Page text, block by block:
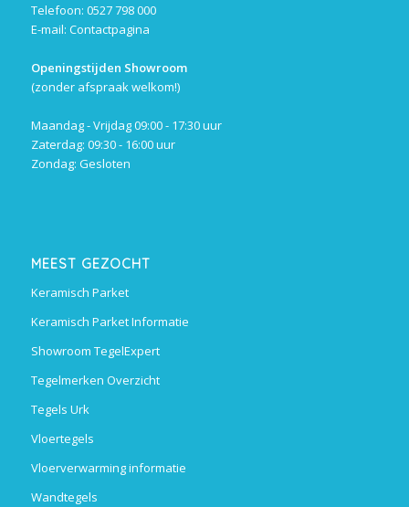
Telefoon: 0527 798 000
E-mail: Contactpagina
Openingstijden Showroom
(zonder afspraak welkom!)
Maandag - Vrijdag 09:00 - 17:30 uur
Zaterdag: 09:30 - 16:00 uur
Zondag: Gesloten
MEEST GEZOCHT
Keramisch Parket
Keramisch Parket Informatie
Showroom TegelExpert
Tegelmerken Overzicht
Tegels Urk
Vloertegels
Vloerverwarming informatie
Wandtegels